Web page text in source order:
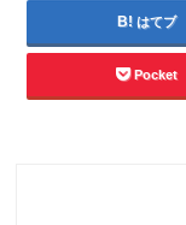
はてブ
Pocket